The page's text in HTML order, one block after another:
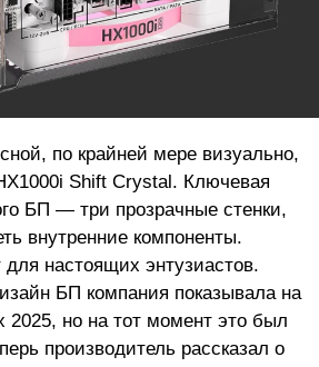
по крайней мере визуально,
Shift Crystal. Ключевая
БП — три прозрачные стенки,
внутренние компоненты.
настоящих энтузиастов.
БП компания показывала на
2025, но на тот момент это был
производитель рассказал о